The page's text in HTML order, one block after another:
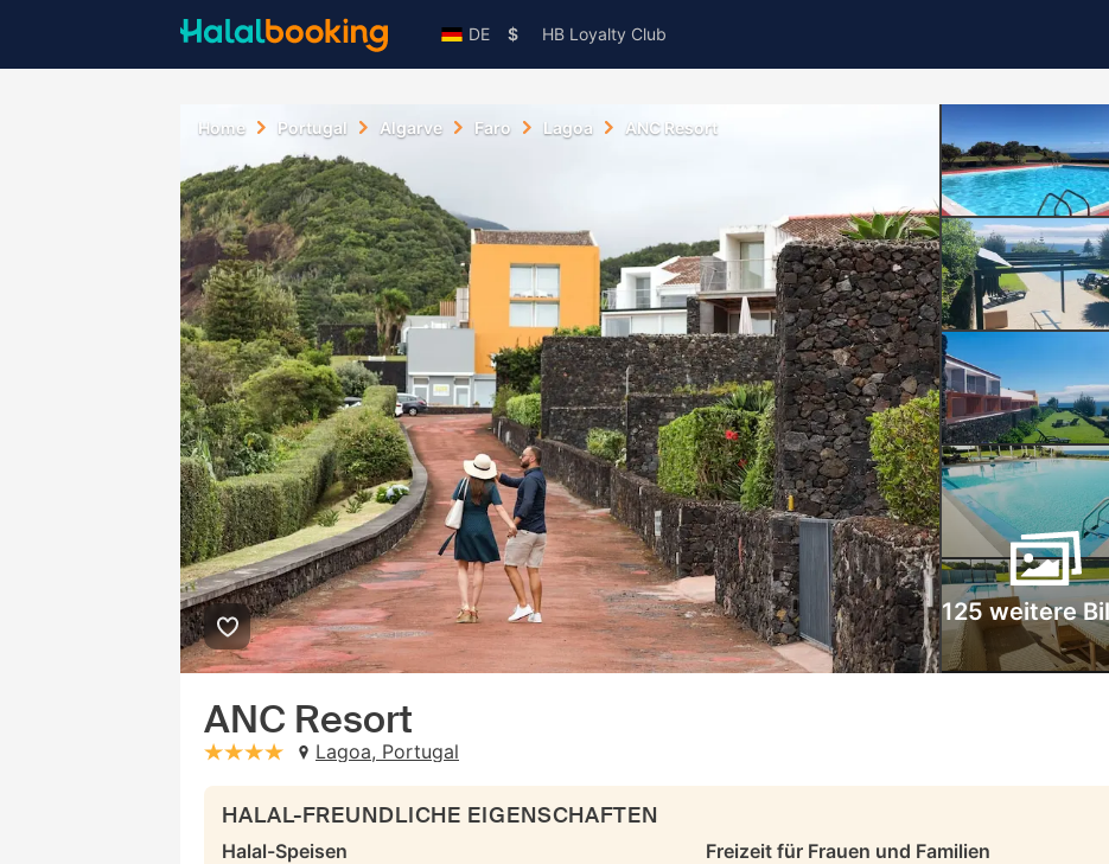
DE $ HB Loyalty Club
Home Portugal Algarve Faro Lagoa ANC Resort
125 weitere
ANC Resort
stars: 4Lagoa, Portugal
HALAL-FREUNDLICHE EIGENSCHAFTEN
Halal-Speisen
Freizeit für Frauen und Familien